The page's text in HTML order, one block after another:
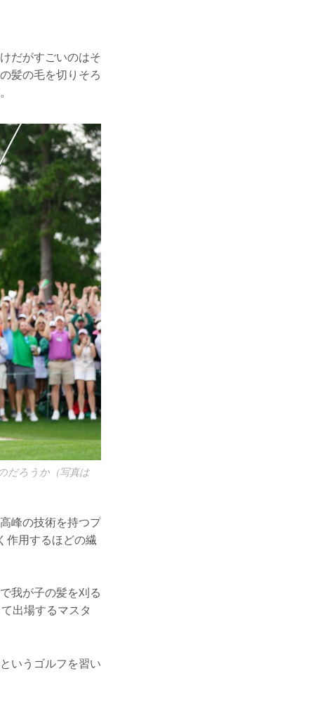
だがすごいのはそ
髪の毛を切りそろ
だろうか（写真は
峰の技術を持つプ
作用するほどの繊
我が子の髪を刈る
出場するマスタ
いうゴルフを習い